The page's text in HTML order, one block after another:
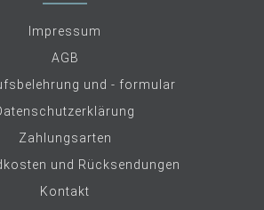
Impressum
AGB
und - formular
Zahlungsarten
und Rücksendungen
Kontakt